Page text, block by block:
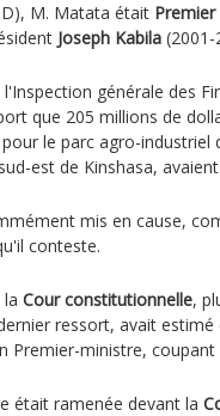
M. Matata était
Joseph Kabila (2001-
générale des
que 205 millions de
le parc agro-
est de Kinshasa,
mis en cause,
conteste.
Cour constitutionnelle,
ressort, avait
Premier-ministre,
était ramenée devant la